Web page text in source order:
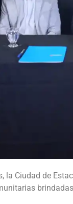
la Ciudad de